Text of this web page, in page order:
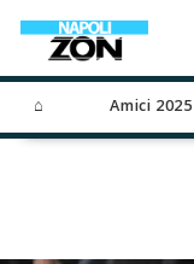
⌂ Amici 2025